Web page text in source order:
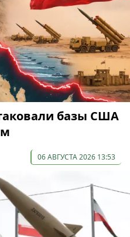
базы США
06 АВГУСТА 2026 13:53